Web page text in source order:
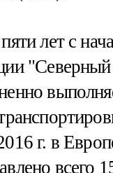
лет с
г. в
всего